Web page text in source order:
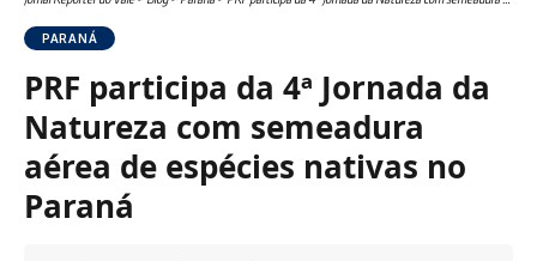
PARANÁ
PRF participa da 4ª Jornada da
Natureza com semeadura
aérea de espécies nativas no
Paraná